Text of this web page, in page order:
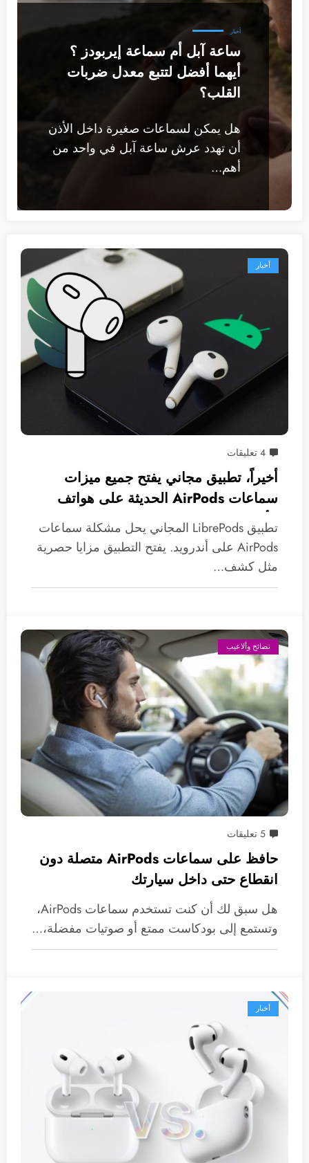
أخبار
ساعة آبل أم سماعة إيربودز ؟
أيهما أفضل لتتبع معدل ضربات
القلب؟
هل يمكن لسماعات صغيرة داخل الأذن
أن تهدد عرش ساعة آبل في واحد من
أهم…
أخبار
4 تعليقات
أخيراً، تطبيق مجاني يفتح جميع ميزات
سماعات AirPods الحديثة على هواتف
الأندرويد
تطبيق LibrePods المجاني يحل مشكلة سماعات
AirPods على أندرويد. يفتح التطبيق مزايا حصرية
مثل كشف…
نصائح وألاعيب
5 تعليقات
حافظ على سماعات AirPods متصلة دون
انقطاع حتى داخل سيارتك
هل سبق لك أن كنت تستخدم سماعات AirPods،
وتستمع إلى بودكاست ممتع أو صوتيات مفضلة،…
أخبار